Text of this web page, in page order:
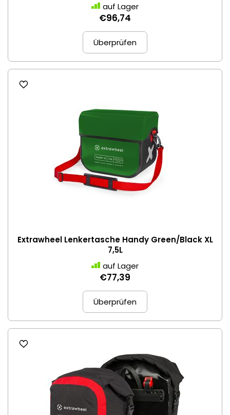
auf Lager
€96,74
Überprüfen
Extrawheel Lenkertasche Handy Green/Black XL
7,5L
auf Lager
€77,39
Überprüfen